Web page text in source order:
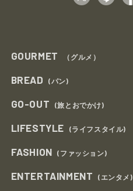
GOURMET （グルメ）
BREAD (パン)
GO-OUT (旅とおでかけ)
LIFESTYLE (ライフスタイル)
FASHION (ファッション)
ENTERTAINMENT (エンタメ)